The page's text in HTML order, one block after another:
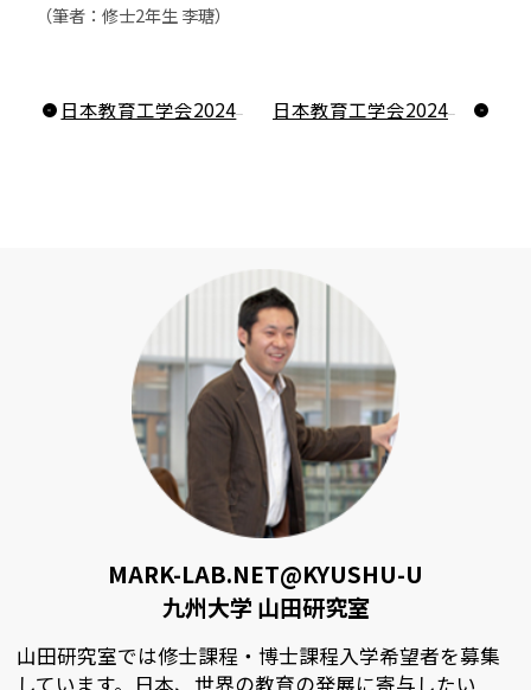
（筆者：修士2年生李瑭）
日本教育工学会2024年春季全国大会の参加報告 日本教育工学会2024春季全国大会参加報告
MARK-LAB.NET@KYUSHU-U
九州大学 山田研究室
山田研究室では修士課程・博士課程入学希望者を募集
しています。日本、世界の教育の発展に寄与したい